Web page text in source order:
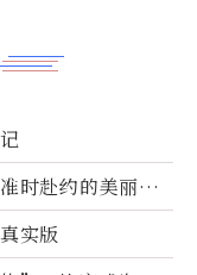
时赴约的美丽震
实版